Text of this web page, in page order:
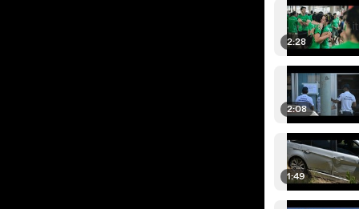
2:28
2:08
1:49